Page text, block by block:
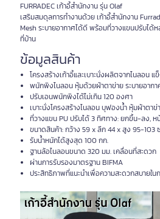
FURRADEC เก้าอี้สำนักงาน รุ่น Olaf
เสริมสมดุลการทำงานด้วย เก้าอี้สำนักงาน
Mesh ระบายอากาศได้ดี พร้อมที่วางแขนปรับได้
ที่บ้าน
ข้อมูลสินค้า
โครงสร้างเก้าอี้และเบาะนั่งผลิตจากไนลอน แ
พนักพิงไนลอน หุ้มด้วยผ้าตาข่าย ระบายอาก
ปรับเอนพนักพิงได้ไม่เกิน 120 องศา
เบาะนั่งโครงสร้างไนลอน บุฟองน้ำ หุ้มผ้าตา
ที่วางแขน PU ปรับได้ 3 ทิศทาง: ยกขึ้น-ลง,
ขนาดสินค้า: กว้าง 59 x ลึก 44 x สูง 95-103
รับน้ำหนักได้สูงสุด 100 กก.
ฐานล้อไนลอนขนาด 320 มม. เคลื่อนที่สะดวก
ผ่านการรับรองมาตรฐาน BIFMA
ประสิทธิภาพที่แนะนำเพื่อความสะดวกสบายใ